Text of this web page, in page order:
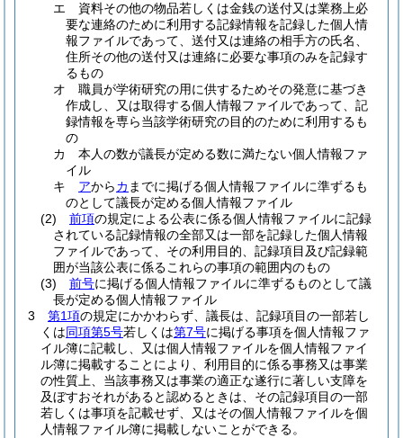
エ
資料その他の物品若しくは金銭の送付又は業務上必
要な連絡のために利用する記録情報を記録した個人情
報ファイルであって、送付又は連絡の相手方の氏名、
住所その他の送付又は連絡に必要な事項のみを記録す
るもの
オ
職員が学術研究の用に供するためその発意に基づき
作成し、又は取得する個人情報ファイルであって、記
録情報を専ら当該学術研究の目的のために利用するも
の
カ
本人の数が議長が定める数に満たない個人情報ファ
イル
キ
アからカ までに掲げる個人情報ファイルに準ずるも
のとして議長が定める個人情報ファイル
(2)
前項の規定による公表に係る個人情報ファイルに記録
されている記録情報の全部又は一部を記録した個人情報
ファイルであって、その利用目的、記録項目及び記録範
囲が当該公表に係るこれらの事項の範囲内のもの
(3)
前号に掲げる個人情報ファイルに準ずるものとして議
長が定める個人情報ファイル
3
第1項の規定にかかわらず、議長は、記録項目の一部若し
くは同項第5号若しくは第7号に掲げる事項を個人情報ファ
イル簿に記載し、又は個人情報ファイルを個人情報ファイ
ル簿に掲載することにより、利用目的に係る事務又は事業
の性質上、当該事務又は事業の適正な遂行に著しい支障を
及ぼすおそれがあると認めるときは、その記録項目の一部
若しくは事項を記載せず、又はその個人情報ファイルを個
人情報ファイル簿に掲載しないことができる。